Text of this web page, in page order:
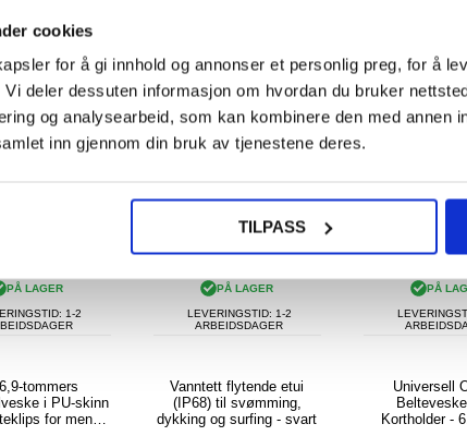
cookies
for å gi innhold og annonser et personlig preg, for å
deler dessuten informasjon om hvordan du bruker
og analysearbeid, som kan kombinere den med annen
inn gjennom din bruk av tjenestene deres.
TILPASS
PÅ LAGER
1-2
151,00 NOK
PÅ LAGER
LEVERINGSTID: 1-2
ARBEIDSDAGER
155,00
PÅ
tommers
i PU-skinn
for menn,
Vanntett flytende etui
(IP68) til svømming,
dykking og surfing - svart
Universell
Kortholder -